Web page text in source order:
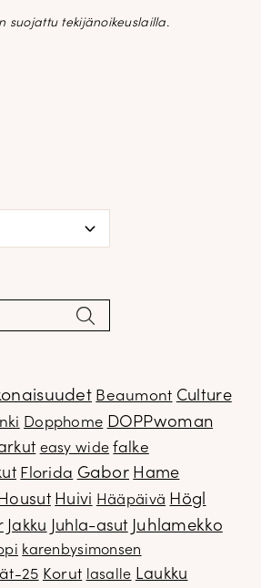
suojattu tekijänoikeuslailla.
Hae
Beaumont Culture
Dopphome DOPPwoman
easy wide falke
Florida Gabor Hame
Huivi Hääpäivä Högl
Jakku Juhla-asut Juhlamekko
karenbysimonsen
25 Korut lasalle Laukku